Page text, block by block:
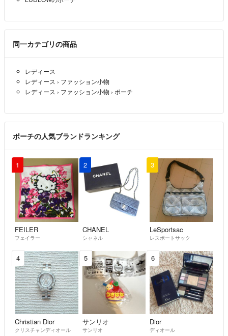
同一カテゴリの商品
レディース
レディース › ファッション小物
レディース › ファッション小物 › ポーチ
ポーチの人気ブランドランキング
1
FEILER
フェイラー
2
CHANEL
シャネル
3
LeSportsac
レスポートサック
4
Christian Dior
クリスチャンディオール
5
サンリオ
サンリオ
6
Dior
ディオール